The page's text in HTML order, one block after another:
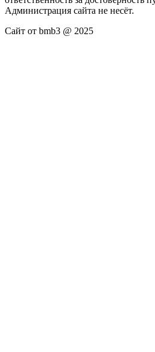
Администрация сайта не несёт.
Сайт от bmb3 @ 2025